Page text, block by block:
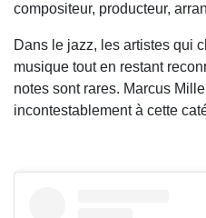
compositeur, producteur,
Dans le jazz, les artistes qui
musique tout en restant
notes sont rares. Marcus
incontestablement à cette